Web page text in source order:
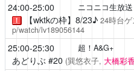
24:00-25:00 ニコニコ生放送
！ 【wktkの枠】8/23♪ 24時台
p/watch/lv189056144
25:00-25:30 超！A&G+
あどりぶ #20 (巽悠衣子, 大橋彩